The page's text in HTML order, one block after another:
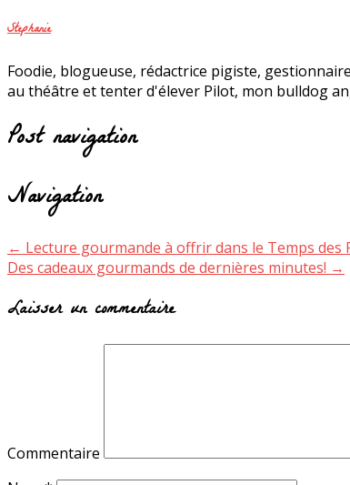
Stephanie
Foodie, blogueuse, rédactrice pigiste,
au théâtre et tenter d'élever Pilot, mon bulldog
Post navigation
Navigation
← Lecture gourmande à offrir dans le Temps des
Des cadeaux gourmands de dernières minutes! →
Laisser un commentaire
Commentaire